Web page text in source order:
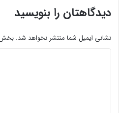
دیدگاهتان را بنویسید
نشانی ایمیل شما منتشر نخواهد شد.